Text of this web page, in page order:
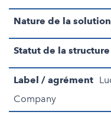
Nature de la solution
Statut de la structure
Label / agrément
Company